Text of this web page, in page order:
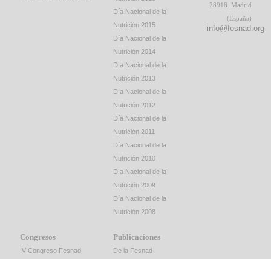
Día Nacional de la
Nutrición 2015
Día Nacional de la
Nutrición 2014
Día Nacional de la
Nutrición 2013
Día Nacional de la
Nutrición 2012
Día Nacional de la
Nutrición 2011
Día Nacional de la
Nutrición 2010
Día Nacional de la
Nutrición 2009
Día Nacional de la
Nutrición 2008
Congresos
IV Congreso Fesnad
Publicaciones
De la Fesnad
28918. Madrid
(España)
info@fesnad.org